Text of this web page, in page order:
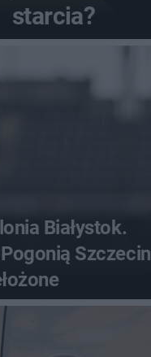
starcia?
Białystok.
Szczecin